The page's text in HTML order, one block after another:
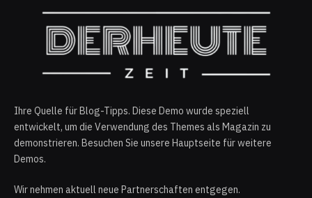
Ihre Quelle für Blog-Tipps. Diese Demo wurde speziell
entwickelt, um die Verwendung des Themes als Magazin zu
demonstrieren. Besuchen Sie unsere Hauptseite für weitere
Demos.
Wir nehmen aktuell neue Partnerschaften entgegen.